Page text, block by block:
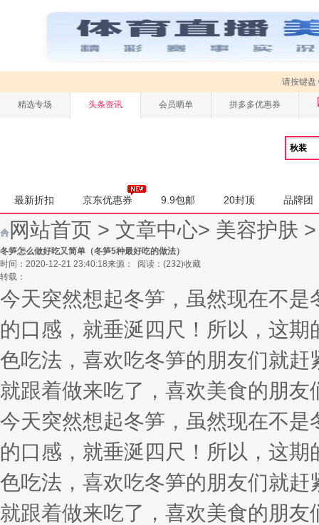
请按键盘
精选专场 头条资讯 会员晒单 拼多多优惠券
最新折扣 京东优惠券 9.9包邮 20封顶 品牌团
网站首页 > 文章中心> 美容护肤
冬笋怎么做好吃又简单（冬笋5种最好吃的做法）
时间：2020-12-21 23:40:18来源： 阅读： (232)收藏
转载：
今天突然想起冬笋，虽然现在不
的口感，就垂涎四尺！所以，这
色吃法，喜欢吃冬笋的朋友们就
就跟着做来吃了，喜欢美食的朋
今天突然想起冬笋，虽然现在不
的口感，就垂涎四尺！所以，这
色吃法，喜欢吃冬笋的朋友们就
就跟着做来吃了，喜欢美食的朋